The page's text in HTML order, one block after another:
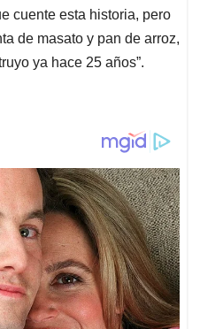
cuente esta historia, pero
de masato y pan de arroz,
ya hace 25 años”.